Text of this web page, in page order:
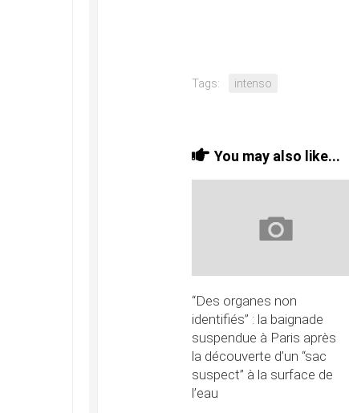
Tags: intenso
You may also like...
“Des organes non
identifiés” : la baignade
suspendue à Paris après
la découverte d’un “sac
suspect” à la surface de
l’eau